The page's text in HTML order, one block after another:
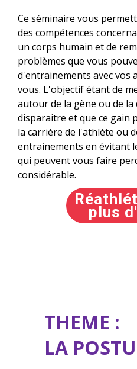
Ce séminaire vous
des compétences
un corps humain et de
problèmes que vous
d'entrainements avec vos
vous. L'objectif étant de
autour de la gène ou de
disparaitre et que ce gain
la carrière de l'athlète ou
entrainements en évitant
qui peuvent vous faire
considérable.
plus
THEME :
LA